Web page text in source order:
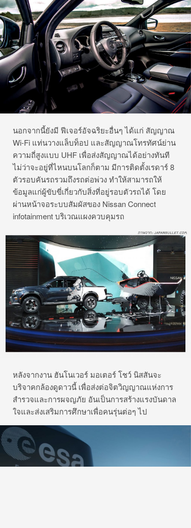
นอกจากนี้ยังมี ฟีเจอร์อัจฉริยะอื่นๆ ได้แก่ สัญญาณ
Wi-Fi แท่นวางแล็บท็อป และสัญญาณโทรทัศน์ย่าน
ความถี่สูงแบบ UHF เพื่อส่งสัญญาณได้อย่างทันที
ไม่ว่าจะอยู่ที่ไหนบนโลกก็ตาม มีการติดตั้งเรดาร์ 8
ตัวรอบคันรถรวมถึงรถต่อพ่วง ทำให้สามารถให้
ข้อมูลแก่ผู้ขับขี่เกี่ยวกับสิ่งที่อยู่รอบตัวรถได้ โดย
ผ่านหน้าจอระบบสัมผัสของ Nissan Connect
infotainment บริเวณแผงควบคุมรถ
หลังจากงาน ฮันโนเวอร์ มอเตอร์ โชว์ นิสสันจะ
บริจาคกล้องดูดาวนี้ เพื่อส่งต่อจิตวิญญาณแห่งการ
สำรวจและการผจญภัย อันเป็นการสร้างแรงบันดาล
ใจและส่งเสริมการศึกษาเพื่อคนรุ่นต่อๆ ไป